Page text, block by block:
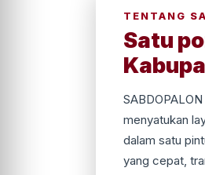
TENTANG
Satu
menyatukan
dalam satu
yang cepat,